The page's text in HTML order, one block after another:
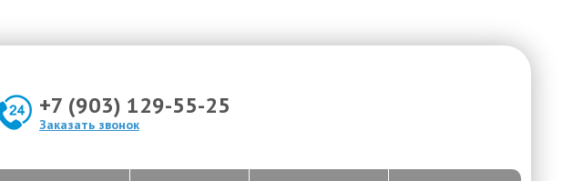
+7 (903) 129-55-25
Заказать звонок